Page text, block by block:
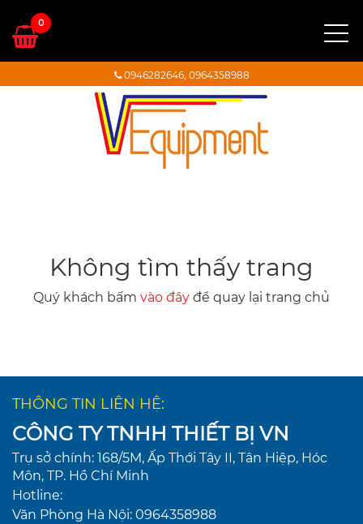
0946282646, 0964358988
0
Không tìm thấy trang
Quý khách bấm vào đây để quay lại trang chủ
THÔNG TIN LIÊN HỆ:
CÔNG TY TNHH THIẾT BỊ VN
Trụ sở chính: 168/5M, Ấp Thới Tây II, Tân Hiệp, Hóc
Môn, TP. Hồ Chí Minh
Hotline:
Văn Phòng Hà Nội: 0964358988
TRANG CHỦ
DỊCH VỤ
LIÊN HỆ